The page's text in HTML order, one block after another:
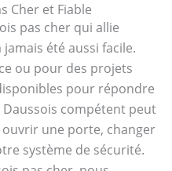
Cher et Fiable
pas cher qui allie
été aussi facile.
ou pour des projets
pour répondre
compétent peut
une porte, changer
système de sécurité.